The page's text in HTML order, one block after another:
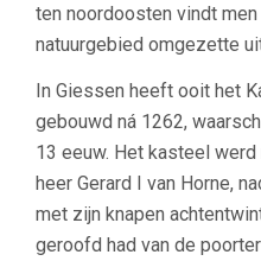
ten noordoosten vindt
natuurgebied omgezette
In Giessen heeft ooit het
gebouwd ná 1262,
13 eeuw. Het kasteel
heer Gerard I van Horne,
met zijn knapen
geroofd had van de